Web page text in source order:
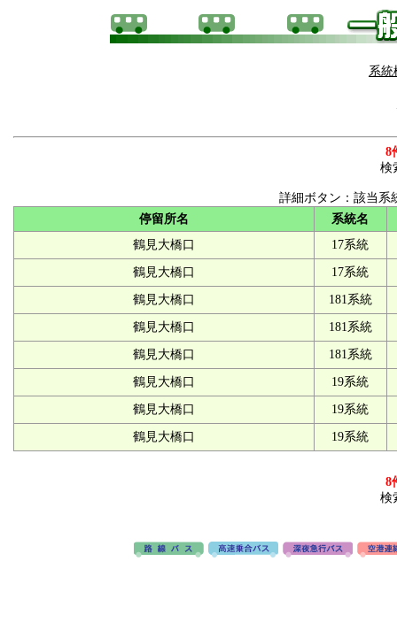
系統
8
検
詳細ボタン：該当系
停留所名
系統名
鶴見大橋口
17系統
鶴見大橋口 17系統
鶴見大橋口 181系統
鶴見大橋口 181系統
鶴見大橋口 181系統
鶴見大橋口 19系統
鶴見大橋口 19系統
鶴見大橋口 19系統
8
検